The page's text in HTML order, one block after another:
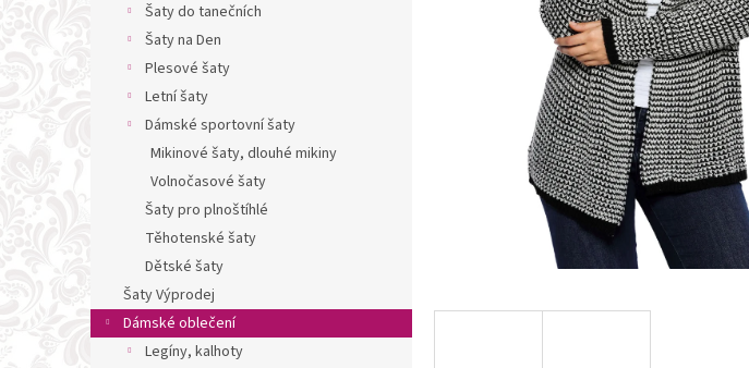
Šaty do tanečních
Šaty na Den
Plesové šaty
Letní šaty
Dámské sportovní šaty
Mikinové šaty, dlouhé mikiny
Volnočasové šaty
Šaty pro plnoštíhlé
Těhotenské šaty
Dětské šaty
Šaty Výprodej
Dámské oblečení
Legíny, kalhoty